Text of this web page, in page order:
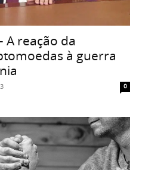
A reação da
à guerra
0